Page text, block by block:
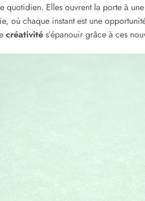
quotidien. Elles ouvrent la porte à
où chaque instant est une
créativités’épanouir grâce à ces